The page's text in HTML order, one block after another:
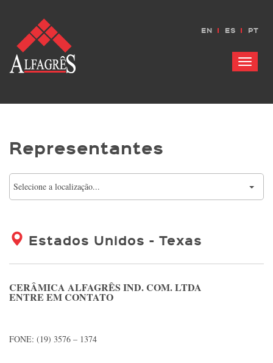
Menu
EN ES PT
Representantes
Selecione a localização...
Estados Unidos - Texas
CERÂMICA ALFAGRÊS IND. COM. LTDA
ENTRE EM CONTATO
FONE: (19) 3576 – 1374